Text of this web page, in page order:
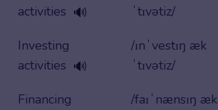
activities 🔊
ˈtɪvətiz/
Investing
activities 🔊
/ɪnˈvestɪŋ æk
ˈtɪvətiz/
Financing
/faɪˈnænsɪŋ æk